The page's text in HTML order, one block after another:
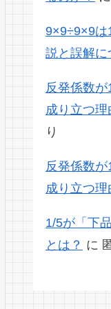
9×9÷9×9は
説と誤解に
反発係数
成り立つ理
り
反発係数
成り立つ理
1/5が「下
とは？ に